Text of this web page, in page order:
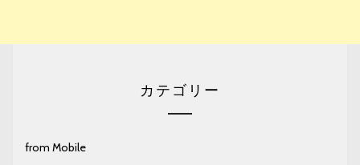
カテゴリー
from Mobile